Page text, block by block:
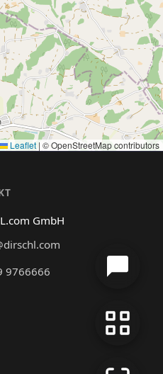
Leaflet | © OpenStreetMap contributors
GmbH
9766666